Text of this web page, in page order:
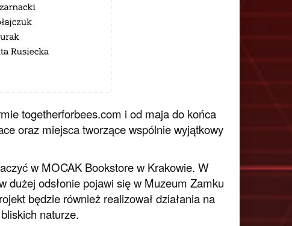
togetherforbees.com i od maja do końca
oraz miejsca tworzące wspólnie wyjątkowy
w MOCAK Bookstore w Krakowie. W
dużej odsłonie pojawi się w Muzeum Zamku
będzie również realizował działania na
naturze.